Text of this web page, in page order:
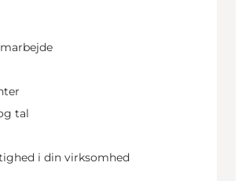
tal
i din virksomhed